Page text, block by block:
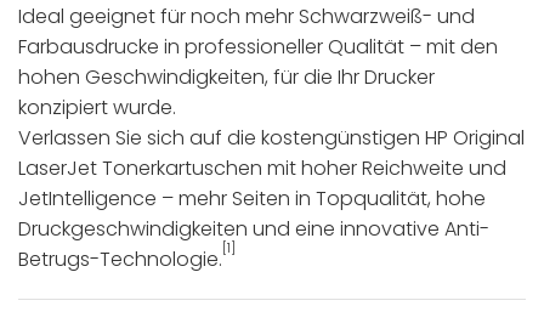
Ideal geeignet für noch mehr Schwarzweiß- und
Farbausdrucke in professioneller Qualität – mit den
hohen Geschwindigkeiten, für die Ihr Drucker
konzipiert wurde.
Verlassen Sie sich auf die kostengünstigen HP Original
LaserJet Tonerkartuschen mit hoher Reichweite und
JetIntelligence – mehr Seiten in Topqualität, hohe
Druckgeschwindigkeiten und eine innovative Anti-
Betrugs-Technologie.[1]